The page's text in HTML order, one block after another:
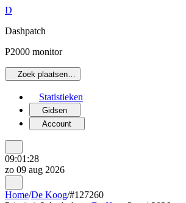
D
Dashpatch
P2000 monitor
Zoek plaatsen…
Statistieken
Gidsen
Account
09:01:28
zo 09 aug 2026
Home/De Koog/#127260